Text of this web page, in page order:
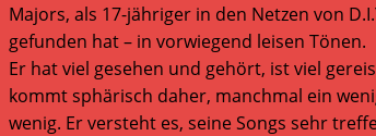
Majors, als 17-jähriger in den Netzen von
gefunden hat – in vorwiegend leisen Tönen.
Er hat viel gesehen und gehört, ist viel
kommt sphärisch daher, manchmal ein
wenig. Er versteht es, seine Songs sehr